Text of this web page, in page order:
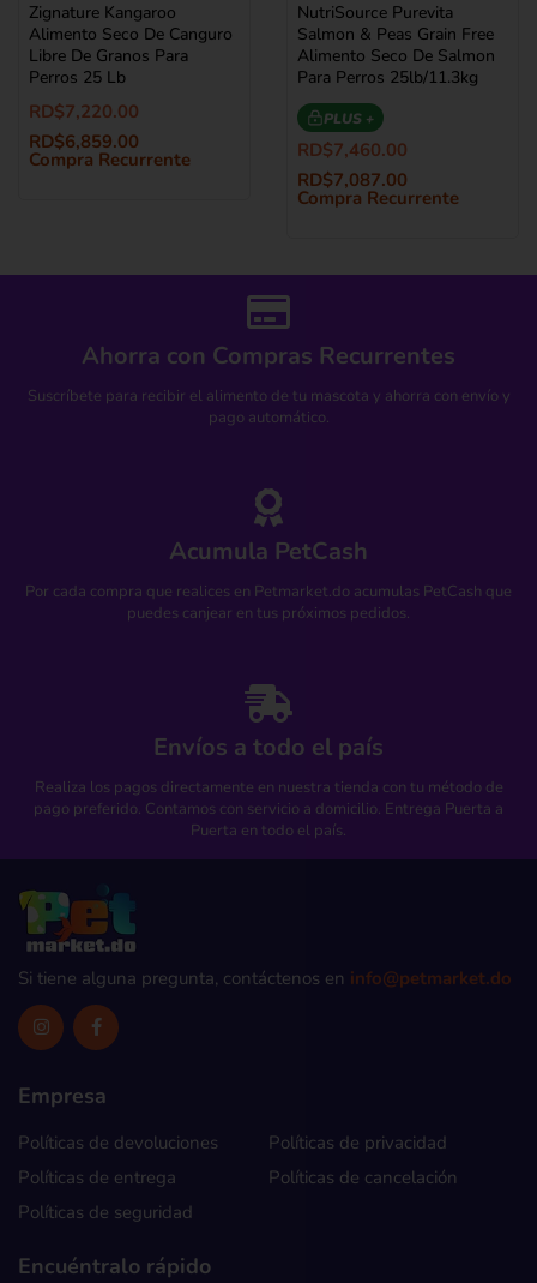
Zignature Kangaroo
Alimento Seco De Canguro
Libre De Granos Para
Perros 25 Lb
RD$7,220.00
RD$6,859.00
Compra Recurrente
NutriSource Purevita
Salmon & Peas Grain Free
Alimento Seco De Salmon
Para Perros 25lb/11.3kg
PLUS +
RD$7,460.00
RD$7,087.00
Compra Recurrente
Ahorra con Compras Recurrentes
Suscríbete para recibir el alimento de tu mascota y ahorra con envío y
pago automático.
Acumula PetCash
Por cada compra que realices en Petmarket.do acumulas PetCash que
puedes canjear en tus próximos pedidos.
Envíos a todo el país
Realiza los pagos directamente en nuestra tienda con tu método de
pago preferido. Contamos con servicio a domicilio. Entrega Puerta a
Puerta en todo el país.
Si tiene alguna pregunta, contáctenos en info@petmarket.do
Empresa
Políticas de devoluciones
Políticas de privacidad
Políticas de entrega
Políticas de cancelación
Políticas de seguridad
Encuéntralo rápido